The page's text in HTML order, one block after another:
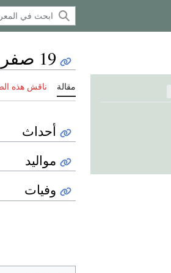
19 صفر
مقالة ناقش هذه
أحداث
مواليد
وفيات